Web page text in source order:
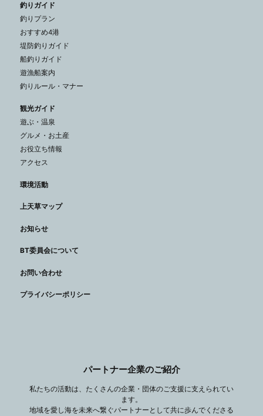
釣りガイド
釣りプラン
おすすめ4港
堤防釣りガイド
船釣りガイド
遊漁船案内
釣りルール・マナー
観光ガイド
遊ぶ・温泉
グルメ・お土産
お役立ち情報
アクセス
環境活動
上天草マップ
お知らせ
BT委員会について
お問い合わせ
プライバシーポリシー
パートナー企業のご紹介
私たちの活動は、たくさんの企業・団体のご支援に支えられてい
ます。
地域を愛し海を未来へ繋ぐパートナーとして共に歩んでくださる